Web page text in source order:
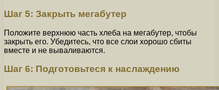
Шаг 5: Закрыть мегабутер
Положите верхнюю часть хлеба на мегабутер, чтобы
закрыть его. Убедитесь, что все слои хорошо сбиты
вместе и не вываливаются.
Шаг 6: Подготовьтеся к наслаждению